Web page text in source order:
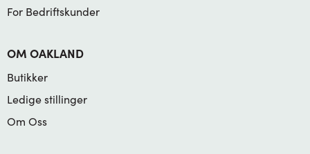
For Bedriftskunder
OM OAKLAND
Butikker
Ledige stillinger
Om Oss